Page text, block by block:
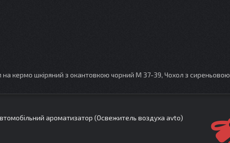
кермо шкіряний з окантовкою чорний М 37-39, Чохол з сиреньовою
ароматизатор (Освежитель воздуха avto)